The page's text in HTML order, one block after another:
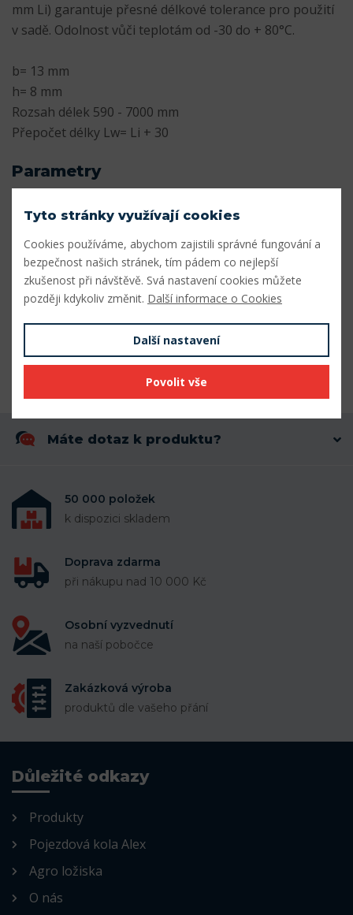
mm Li) garantuje přesné délkové tolerance pro použití
v sadě. Odolnost vůči teplotám od -30 do + 80°C.
b= 13 mm
h= 8 mm
Rozsah délek 590 - 7000 mm
Přepočet délky Lw= Li + 30
Parametry
Profil
Šířka profilu (mm) 13
Výška profilu (mm)
Vnitřní délka Li (mm)
Výpočtová délka Lw (mm)
Vnější délka La (mm) 2490
Máte dotaz k produktu?
50 000 položek
k dispozici skladem
Doprava zdarma
při nákupu nad 10 000 Kč
Osobní vyzvednutí
na naší pobočce
Zakázková výroba
produktů dle vašeho přání
Důležité odkazy
Produkty
Pojezdová kola Alex
Agro ložiska
O nás
Tyto stránky využívají cookies
Cookies používáme, abychom zajistili správné fungování a
bezpečnost našich stránek, tím pádem co nejlepší
zkušenost při návštěvě. Svá nastavení cookies můžete
později kdykoliv změnit. Další informace o Cookies
Další nastavení
Povolit vše